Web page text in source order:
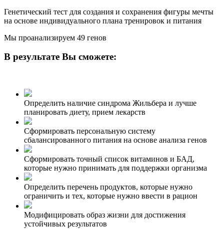
Генетический тест для создания и сохранения фигуры мечты
на основе индивидуального плана тренировок и питания
Мы проанализируем 49 генов
В результате Вы сможете:
Определить наличие синдрома Жильбера и лучше
планировать диету, прием лекарств
Сформировать персональную систему
сбалансированного питания на основе анализа генов
Сформировать точный список витаминов и БАД,
которые нужно принимать для поддержки организма
Определить перечень продуктов, которые нужно
ограничить и тех, которые нужно ввести в рацион
Модифицировать образ жизни для достижения
устойчивых результатов